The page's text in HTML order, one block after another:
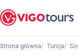
Strona główna Turcja